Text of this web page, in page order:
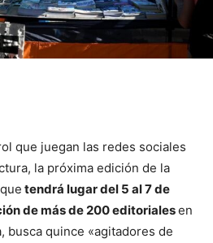
que juegan las redes sociales
la próxima edición de la
tendrá lugar del 5 al 7 de
de más de 200 editorialesen
busca quince «agitadores de